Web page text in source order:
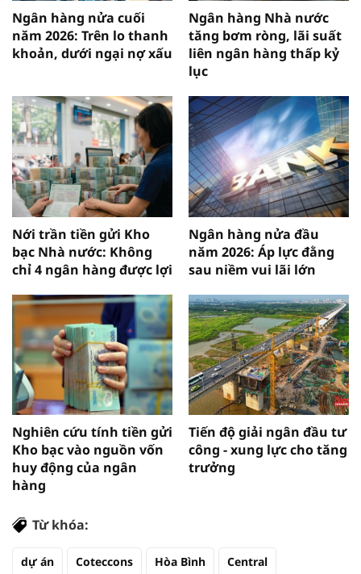
Ngân hàng nửa cuối
năm 2026: Trên lo thanh
khoản, dưới ngại nợ xấu
Ngân hàng Nhà nước
tăng bơm ròng, lãi suất
liên ngân hàng thấp kỷ
lục
Nới trần tiền gửi Kho
bạc Nhà nước: Không
chỉ 4 ngân hàng được lợi
Ngân hàng nửa đầu
năm 2026: Áp lực đằng
sau niềm vui lãi lớn
Nghiên cứu tính tiền gửi
Kho bạc vào nguồn vốn
huy động của ngân
hàng
Tiến độ giải ngân đầu tư
công - xung lực cho tăng
trưởng
Từ khóa:
dự án Coteccons Hòa Bình Central